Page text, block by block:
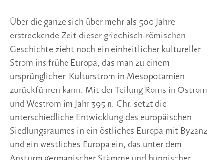
Über die ganze sich über mehr als 500 Jahre
erstreckende Zeit dieser griechisch-römischen
Geschichte zieht noch ein einheitlicher kultureller
Strom ins frühe Europa, das man zu einem
ursprünglichen Kulturstrom in Mesopotamien
zurückführen kann. Mit der Teilung Roms in Ostrom
und Westrom im Jahr 395 n. Chr. setzt die
unterschiedliche Entwicklung des europäischen
Siedlungsraumes in ein östliches Europa mit Byzanz
und ein westliches Europa ein, das unter dem